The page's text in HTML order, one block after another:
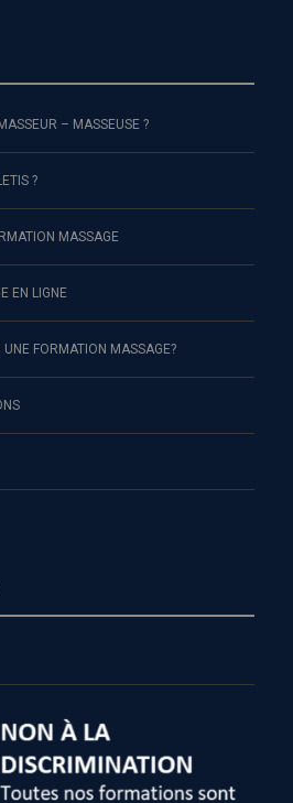
– MASSEUSE ?
?
MASSAGE
EN LIGNE
FORMATION MASSAGE?